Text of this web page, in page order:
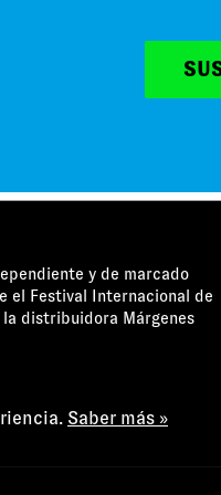
MÁRGENES
y de marcado
el Festival Internacional de
la distribuidora Márgenes
Saber más »